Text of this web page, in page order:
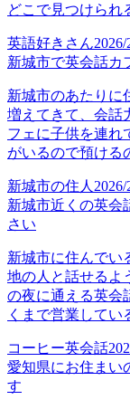
どこで見つけられ
英語好きさん2026/
新城市で英会話カ
新城市のあたりに
増えてきて、会話
フェに子供を連れ
がいるので預ける
新城市の住人 2026/
新城市近くの英会
さい
新城市に住んでい
地の人と話せるよ
の夜に通える英会
くまで営業してい
コーヒー英会話
愛知県にお住まい
す